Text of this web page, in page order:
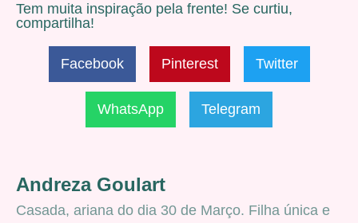
Tem muita inspiração pela frente! Se curtiu,
compartilha!
Facebook Pinterest Twitter
WhatsApp Telegram
Andreza Goulart
Casada, ariana do dia 30 de Março. Filha única e